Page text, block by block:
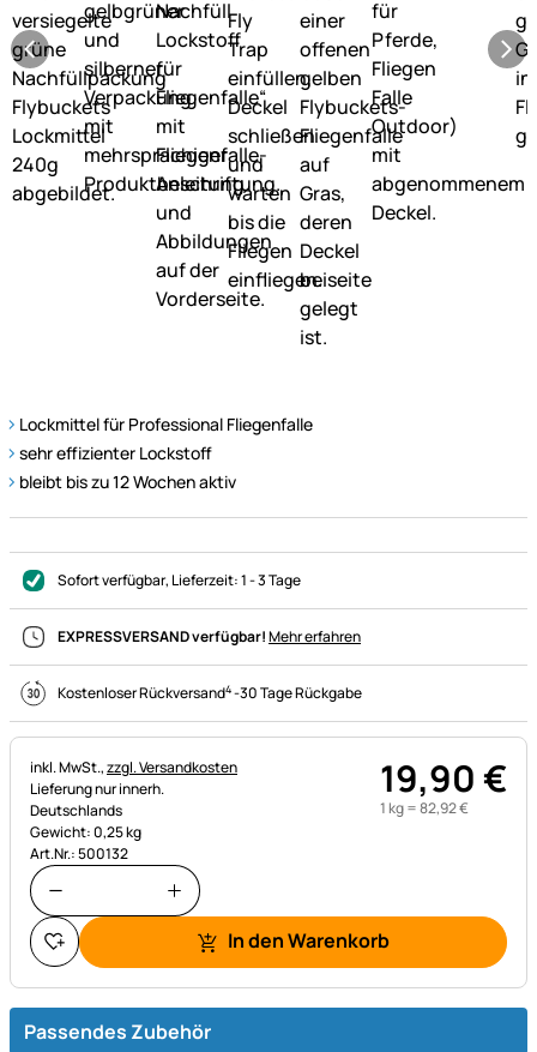
Lockmittel für Professional Fliegenfalle
sehr effizienter Lockstoff
bleibt bis zu 12 Wochen aktiv
Sofort verfügbar, Lieferzeit:1 - 3 Tage
EXPRESSVERSAND verfügbar!Mehr erfahren
Kostenloser Rückversand4-30 Tage Rückgabe
Steuerhinweis:
inkl. MwSt.,zzgl. Versandkosten
Lieferung nur innerh.
Deutschlands
Gewicht: 0,25 kg
Art.Nr.: 500132
19,90€
1 kg =82,92€
In den Warenkorb
Passendes Zubehör